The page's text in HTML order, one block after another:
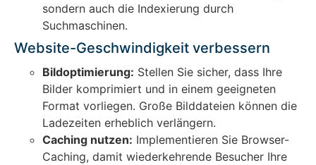
sondern auch die Indexierung durch
Suchmaschinen.
Website-Geschwindigkeit verbessern
Bildoptimierung: Stellen Sie sicher, dass Ihre
Bilder komprimiert und in einem geeigneten
Format vorliegen. Große Bilddateien können die
Ladezeiten erheblich verlängern.
Caching nutzen: Implementieren Sie Browser-
Caching, damit wiederkehrende Besucher Ihre